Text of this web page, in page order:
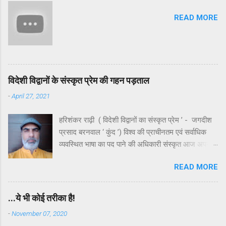
संलग्न नहीं थे। निष्चित रूप से मंदाकिनी के इर्द-गिर्द घने और
READ MORE
विदेशी विद्वानों के संस्कृत प्रेम की गहन पड़ताल
-April 27, 2021
हरिशंकर राढ़ी ( विदेशी विद्वानों का संस्कृत प्रेम ’ - जगदीश
प्रसाद बरनवाल ‘ कुंद ’) विश्व की प्राचीनतम एवं सर्वाधिक
व्यवस्थित भाषा का पद पाने की अधिकारी संस्कृत आज अपनी
कहा जाए तो यह कुछ स्वच्छंदताचारियों या अराजकतावादियों की
बौद्धिक हिंसा का भी शिकार है। भले ही व्याकरण के कड़े नियमों
में बँधी हुई संस्कृत दुरूह है , किंतु इसके साहित्य और लालित्य
को समझ लिया जाए तो शायद ही विश्व की किसी सभ्यता का
साहित्य इसके बराबर दिखेगा। इसे अतीत के एक खासवर्ग की
READ MORE
...ये भी कोई तरीका है!
-November 07, 2020